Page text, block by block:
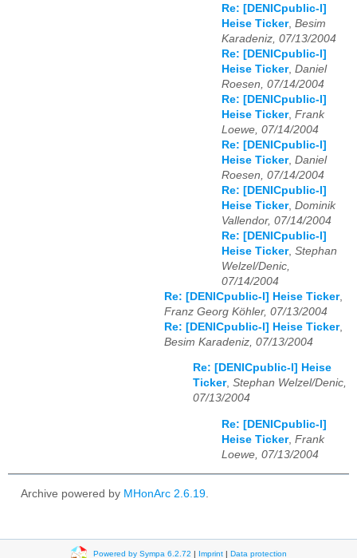
Re: [DENICpublic-l]
Heise Ticker, Besim
Karadeniz, 07/13/2004
Re: [DENICpublic-l]
Heise Ticker, Daniel
Roesen, 07/14/2004
Re: [DENICpublic-l]
Heise Ticker, Frank
Loewe, 07/14/2004
Re: [DENICpublic-l]
Heise Ticker, Daniel
Roesen, 07/14/2004
Re: [DENICpublic-l]
Heise Ticker, Dominik
Vallendor, 07/14/2004
Re: [DENICpublic-l]
Heise Ticker, Stephan
Welzel/Denic,
07/14/2004
Re: [DENICpublic-l] Heise Ticker,
Franz Georg Köhler, 07/13/2004
Re: [DENICpublic-l] Heise Ticker,
Besim Karadeniz, 07/13/2004
Re: [DENICpublic-l] Heise
Ticker, Stephan Welzel/Denic,
07/13/2004
Re: [DENICpublic-l]
Heise Ticker, Frank
Loewe, 07/13/2004
Archive powered by MHonArc 2.6.19.
Powered by Sympa 6.2.72 | Imprint| Data protection